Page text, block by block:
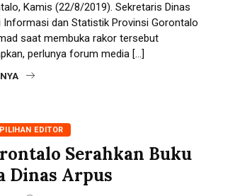
Kamis (22/8/2019). Sekretaris Dinas
Informasi dan Statistik Provinsi Gorontalo
saat membuka rakor tersebut
perlunya forum media […]
PILIHAN EDITOR
Serahkan Buku
Dinas Arpus